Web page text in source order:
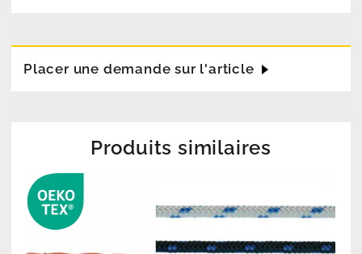
Placer une demande sur l'article
Produits similaires